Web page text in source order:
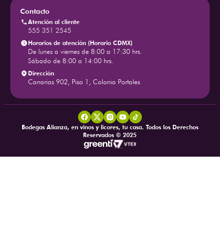
Contacto
Atención al cliente
555 351 2545
Horarios de atención (Horario CDMX)
De lunes a viernes de 8:00 a 17:30 hrs.
Sábado de 8:00 a 14:00 hrs.
Dirección
Canarias 902, Piso 1, Colonia Portales
Bodegas Alianza, en vinos y licores, tu casa. Todos los Derechos
Reservados © 2025